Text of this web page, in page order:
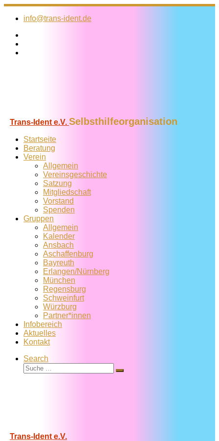
Zum
Inhalt
info@trans-ident.de
Trans-Ident e.V. Selbsthilfeorganisation
Startseite
Beratung
Verein
Allgemein
Vereins­geschichte
Satzung
Mitglied­schaft
Vorstand
Spenden
Gruppen
Allgemein
Kalender
Ansbach
Aschaffenburg
Bayreuth
Erlangen/Nürnberg
München
Regensburg
Schweinfurt
Würzburg
Partner*innen
Infobereich
Aktuelles
Kontakt
Search
Suche
Suche
Trans-Ident e.V.